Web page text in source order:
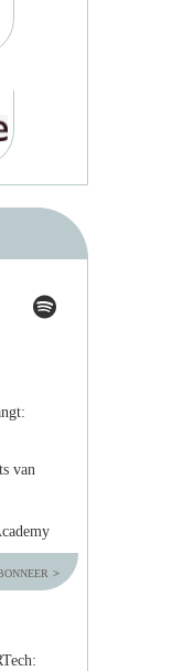
van